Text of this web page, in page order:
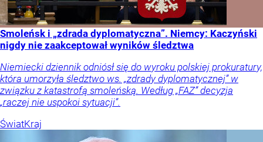
Smoleńsk i „zdrada dyplomatyczna”. Niemcy: Kaczyński
nigdy nie zaakceptował wyników śledztwa
Niemiecki dziennik odniósł się do wyroku polskiej prokuratury,
która umorzyła śledztwo ws. „zdrady dyplomatycznej” w
związku z katastrofą smoleńską. Według „FAZ” decyzja
„raczej nie uspokoi sytuacji”.
ŚwiatKraj